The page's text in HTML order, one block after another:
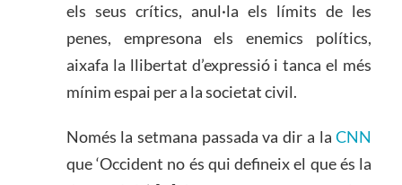
els seus crítics, anul·la els límits de les
penes, empresona els enemics polítics,
aixafa la llibertat d’expressió i tanca el més
mínim espai per a la societat civil.
Només la setmana passada va dir a laCNN
que ‘Occident no és qui defineix el que és la